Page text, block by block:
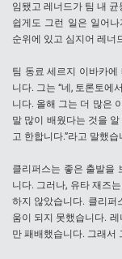
임됐고 레너드가 팀 내
쉽게도 그런 일은 일어
순위에 있고 심지어 레너
팀 동료 세르지 이바카
니다. 그는 “네, 토론토에
니다. 올해 그는 더 많은
말 많이 배웠다는 것을
고 한합니다.”라고 말했습
클리퍼스는 좋은 출발을
니다. 그러나, 유타 재즈
하지 않았습니다. 클리퍼
움이 되지 못했습니다.
만 패배했습니다. 그래서